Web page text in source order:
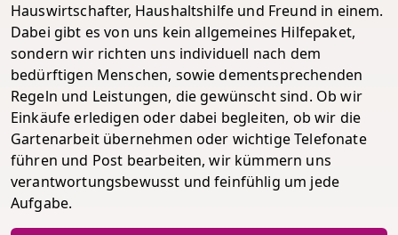
Hauswirtschafter, Haushaltshilfe und Freund in einem.
Dabei gibt es von uns kein allgemeines Hilfepaket,
sondern wir richten uns individuell nach dem
bedürftigen Menschen, sowie dementsprechenden
Regeln und Leistungen, die gewünscht sind. Ob wir
Einkäufe erledigen oder dabei begleiten, ob wir die
Gartenarbeit übernehmen oder wichtige Telefonate
führen und Post bearbeiten, wir kümmern uns
verantwortungsbewusst und feinfühlig um jede
Aufgabe.